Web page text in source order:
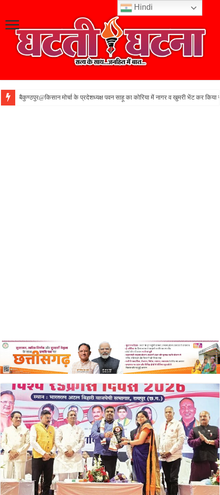
बैकुण्ठपुर@किसान मोर्चा के प्रदेशध्यक्ष पवन साहू का कोरिया में नागर व खुमरी भेंट कर किया
Hindi